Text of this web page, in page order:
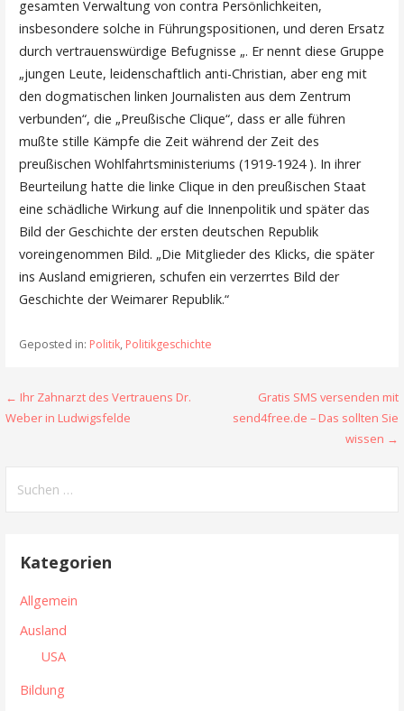
gesamten Verwaltung von contra Persönlichkeiten,
insbesondere solche in Führungspositionen, und deren Ersatz
durch vertrauenswürdige Befugnisse „. Er nennt diese Gruppe
„jungen Leute, leidenschaftlich anti-Christian, aber eng mit
den dogmatischen linken Journalisten aus dem Zentrum
verbunden“, die „Preußische Clique“, dass er alle führen
mußte stille Kämpfe die Zeit während der Zeit des
preußischen Wohlfahrtsministeriums (1919-1924 ). In ihrer
Beurteilung hatte die linke Clique in den preußischen Staat
eine schädliche Wirkung auf die Innenpolitik und später das
Bild der Geschichte der ersten deutschen Republik
voreingenommen Bild. „Die Mitglieder des Klicks, die später
ins Ausland emigrieren, schufen ein verzerrtes Bild der
Geschichte der Weimarer Republik.“
Geposted in: Politik, Politikgeschichte
Beitragsnavigation
← Ihr Zahnarzt des Vertrauens Dr.
Weber in Ludwigsfelde
Gratis SMS versenden mit
send4free.de – Das sollten Sie
wissen →
nach:
Kategorien
Allgemein
Ausland
USA
Bildung